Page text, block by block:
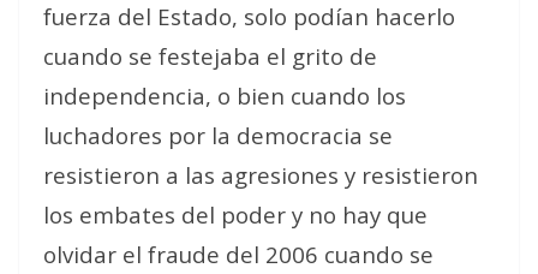
fuerza del Estado, solo podían hacerlo
cuando se festejaba el grito de
independencia, o bien cuando los
luchadores por la democracia se
resistieron a las agresiones y resistieron
los embates del poder y no hay que
olvidar el fraude del 2006 cuando se